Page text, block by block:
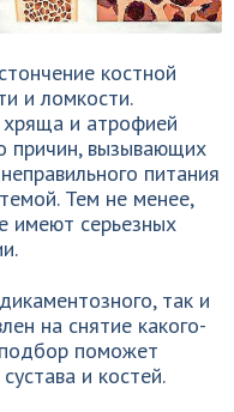
костной
и ломкости.
и атрофией
причин, вызывающих
питания
Тем не менее,
имеют серьезных
так и
на снятие какого-
поможет
и костей.